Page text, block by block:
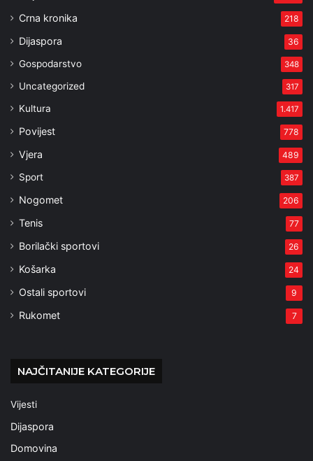
Crna kronika 218
Dijaspora 36
Gospodarstvo 348
Uncategorized 317
Kultura 1.417
Povijest 778
Vjera 489
Sport 387
Nogomet 206
Tenis 77
Borilački sportovi 26
Košarka 24
Ostali sportovi 9
Rukomet 7
NAJČITANIJE KATEGORIJE
Vijesti
Dijaspora
Domovina